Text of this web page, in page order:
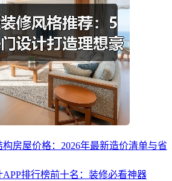
房屋价格：2026年最新造价清单与省
APP排行榜前十名：装修必看神器